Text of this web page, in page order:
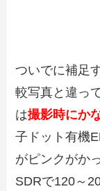
ついでに補足
較写真と違っ
は撮影時にか
子ドット有機
がピンクがか
SDRで120～